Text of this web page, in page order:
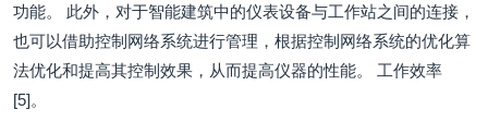
功能。 此外，对于智能建筑中的仪表设备与工作站之间的连接，
也可以借助控制网络系统进行管理，根据控制网络系统的优化算
法优化和提高其控制效果，从而提高仪器的性能。 工作效率
[5]。